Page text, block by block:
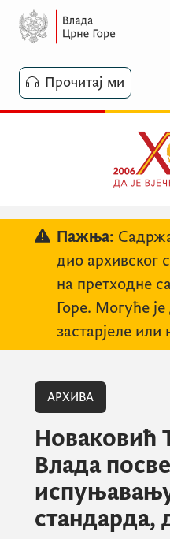
Прочитај ми
Пажња:
дио архивског
на претходне
Горе. Могуће
застарјеле или
АРХИВА
Новаковић
Влада
стандарда,